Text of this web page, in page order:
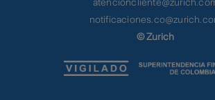
© Zurich